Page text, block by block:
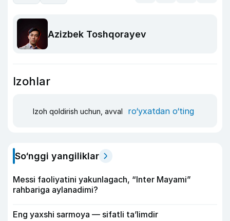
Azizbek Toshqorayev
Izohlar
Izoh qoldirish uchun, avval ro‘yxatdan o‘ting
So‘nggi yangiliklar
Messi faoliyatini yakunlagach, “Inter Mayami”
rahbariga aylanadimi?
Eng yaxshi sarmoya — sifatli ta’limdir